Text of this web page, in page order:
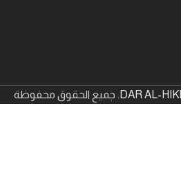
. جميع الحقوق محفوظة